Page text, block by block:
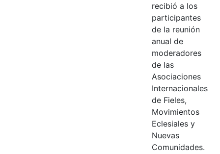
recibió a los
participantes
de la reunión
anual de
moderadores
de las
Asociaciones
Internacionales
de Fieles,
Movimientos
Eclesiales y
Nuevas
Comunidades.